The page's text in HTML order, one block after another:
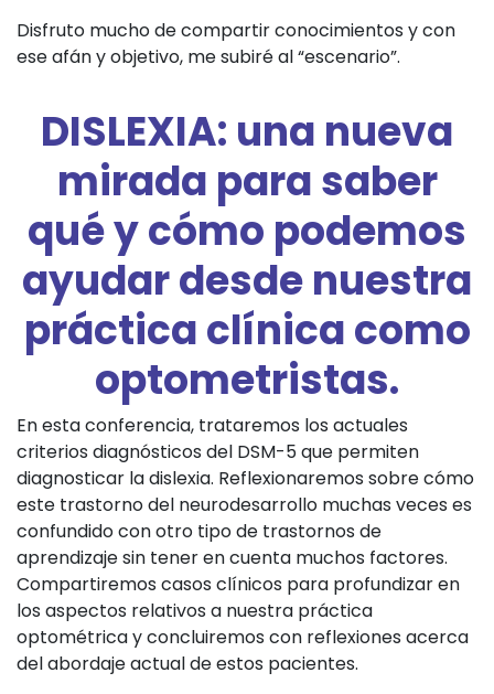
Disfruto mucho de compartir conocimientos y con
ese afán y objetivo, me subiré al “escenario”.
DISLEXIA: una nueva
mirada para saber
qué y cómo podemos
ayudar desde nuestra
práctica clínica como
optometristas.
En esta conferencia, trataremos los actuales
criterios diagnósticos del DSM-5 que permiten
diagnosticar la dislexia. Reflexionaremos sobre cómo
este trastorno del neurodesarrollo muchas veces es
confundido con otro tipo de trastornos de
aprendizaje sin tener en cuenta muchos factores.
Compartiremos casos clínicos para profundizar en
los aspectos relativos a nuestra práctica
optométrica y concluiremos con reflexiones acerca
del abordaje actual de estos pacientes.